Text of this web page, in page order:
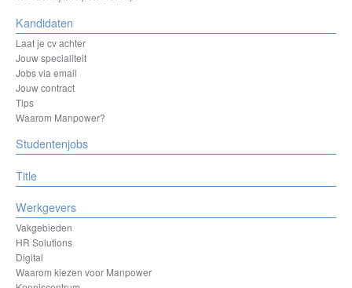
Kandidaten
Laat je cv achter
Jouw specialiteit
Jobs via email
Jouw contract
Tips
Waarom Manpower?
Studentenjobs
Title
Werkgevers
Vakgebieden
HR Solutions
Digital
Waarom kiezen voor Manpower